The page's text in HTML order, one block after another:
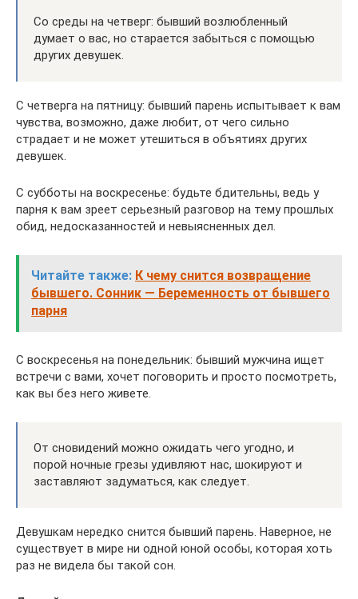
Со среды на четверг: бывший возлюбленный
думает о вас, но старается забыться с помощью
других девушек.
С четверга на пятницу: бывший парень испытывает к вам
чувства, возможно, даже любит, от чего сильно
страдает и не может утешиться в объятиях других
девушек.
С субботы на воскресенье: будьте бдительны, ведь у
парня к вам зреет серьезный разговор на тему прошлых
обид, недосказанностей и невыясненных дел.
Читайте также: К чему снится возвращение
бывшего. Сонник — Беременность от бывшего
парня
С воскресенья на понедельник: бывший мужчина ищет
встречи с вами, хочет поговорить и просто посмотреть,
как вы без него живете.
От сновидений можно ожидать чего угодно, и
порой ночные грезы удивляют нас, шокируют и
заставляют задуматься, как следует.
Девушкам нередко снится бывший парень. Наверное, не
существует в мире ни одной юной особы, которая хоть
раз не видела бы такой сон.